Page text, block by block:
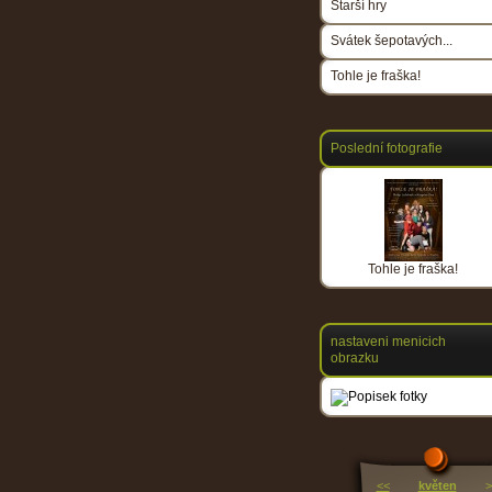
Starší hry
Svátek šepotavých...
Tohle je fraška!
Poslední fotografie
Tohle je fraška!
nastaveni menicich
obrazku
<< květen